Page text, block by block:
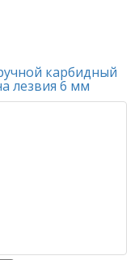
карбидный
лезвия 6 мм